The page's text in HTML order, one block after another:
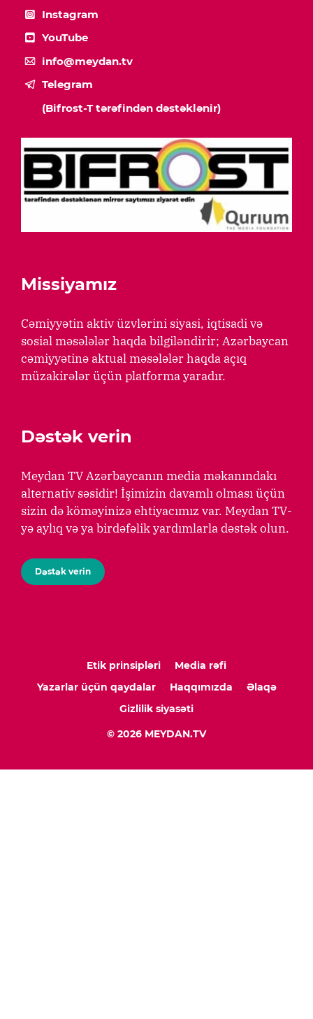
Instagram
YouTube
info@meydan.tv
Telegram
(Bifrost-T tərəfindən dəstəklənir)
Missiyamız
Cəmiyyətin aktiv üzvlərini siyasi, iqtisadi və
sosial məsələlər haqda bilgiləndirir; Azərbaycan
cəmiyyətinə aktual məsələlər haqda açıq
müzakirələr üçün platforma yaradır.
Dəstək verin
Meydan TV Azərbaycanın media məkanındakı
alternativ səsidir! İşimizin davamlı olması üçün
sizin də köməyinizə ehtiyacımız var. Meydan TV-
yə aylıq və ya birdəfəlik yardımlarla dəstək olun.
Dəstək verin
Etik prinsipləri
Media rəfi
Yazarlar üçün qaydalar
Haqqımızda
Əlaqə
Gizlilik siyasəti
© 2026 MEYDAN.TV